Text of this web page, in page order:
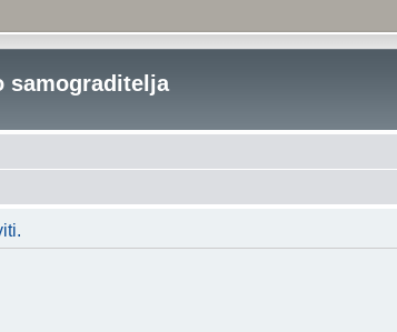
samograditelja